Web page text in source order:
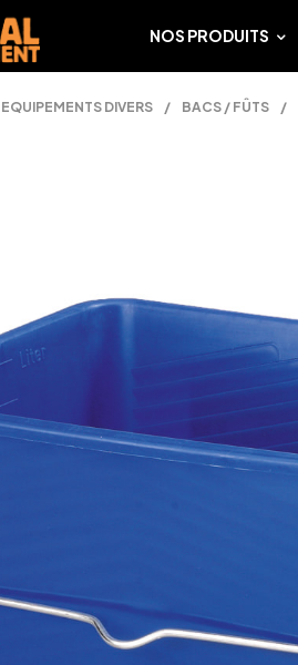
NOS PRODUITS
EQUIPEMENTS DIVERS / BACS / FÛTS /